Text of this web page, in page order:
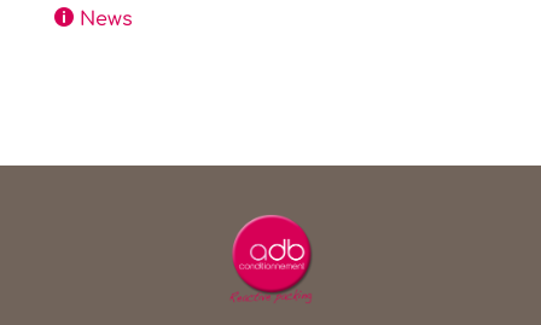
News